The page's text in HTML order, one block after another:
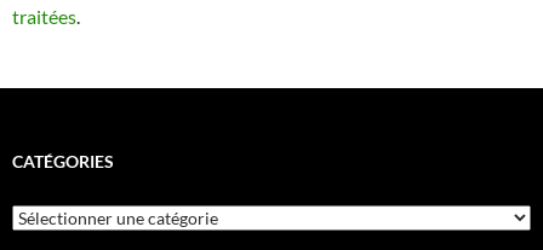
traitées.
CATÉGORIES
Catégories